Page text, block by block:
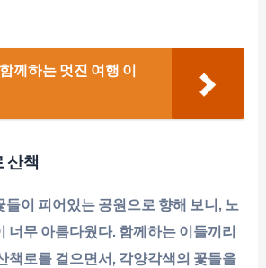
께하는 멋진 여행 이
산책
이 피어있는 공원으로 향해 보니, 노
너무 아름다웠다. 함께하는 이들끼리
책로를 걸으면서, 각양각색의 꽃들을